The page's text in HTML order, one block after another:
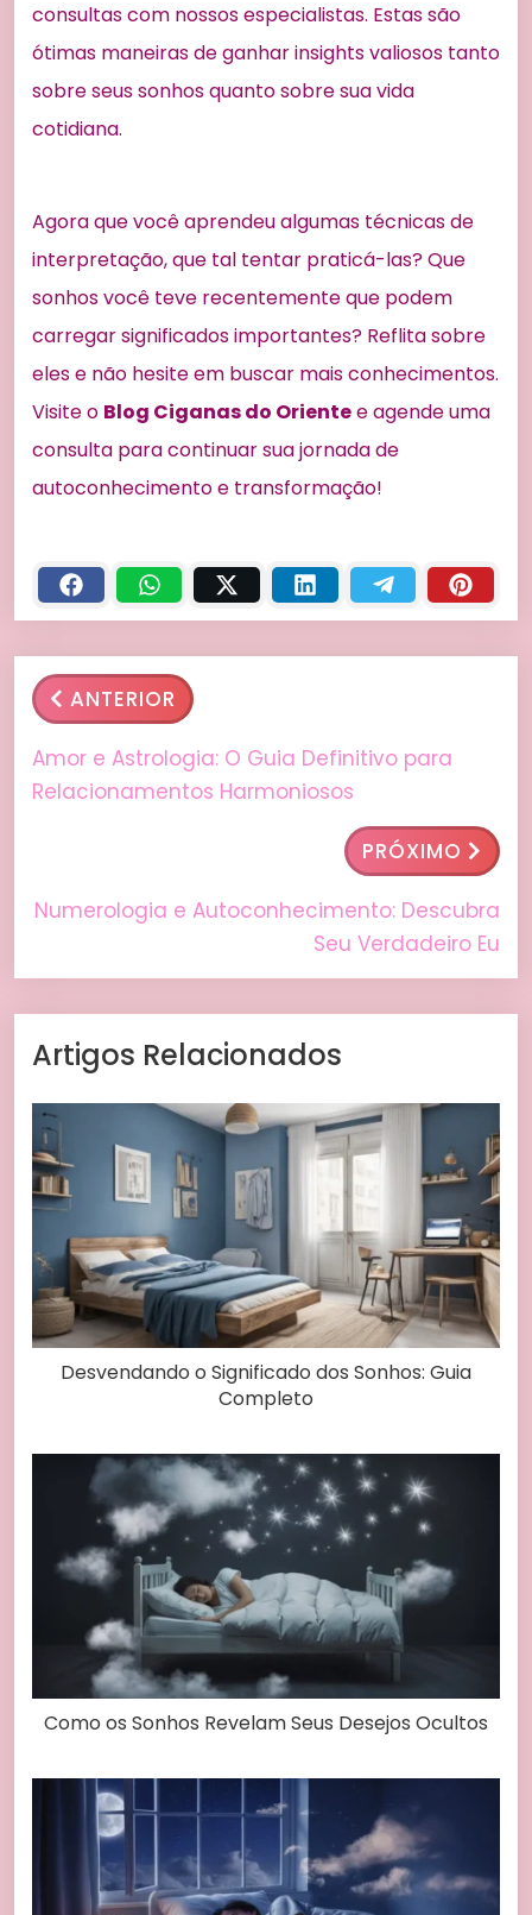
consultas com nossos especialistas. Estas são
ótimas maneiras de ganhar insights valiosos tanto
sobre seus sonhos quanto sobre sua vida
cotidiana.
Agora que você aprendeu algumas técnicas de
interpretação, que tal tentar praticá-las? Que
sonhos você teve recentemente que podem
carregar significados importantes? Reflita sobre
eles e não hesite em buscar mais conhecimentos.
Visite o Blog Ciganas do Orientee agende uma
consulta para continuar sua jornada de
autoconhecimento e transformação!
ANTERIOR
Amor e Astrologia: O Guia Definitivo para
Relacionamentos Harmoniosos
PRÓXIMO
Numerologia e Autoconhecimento: Descubra
Seu Verdadeiro Eu
Artigos Relacionados
Desvendando o Significado dos Sonhos: Guia
Completo
Como os Sonhos Revelam Seus Desejos Ocultos